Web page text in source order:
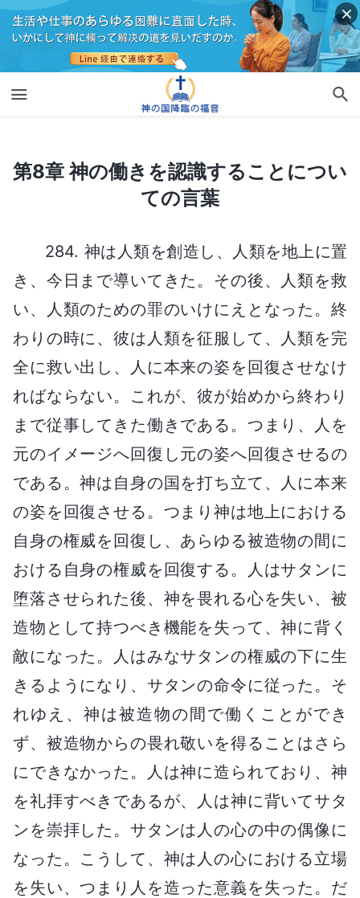
第8章 神の働きを認識することについての言葉
第8章 神の働きを認識することについ
ての言葉
284. 神は人類を創造し、人類を地上に置
き、今日まで導いてきた。その後、人類を救
い、人類のための罪のいけにえとなった。終
わりの時に、彼は人類を征服して、人類を完
全に救い出し、人に本来の姿を回復させなけ
ればならない。これが、彼が始めから終わり
まで従事してきた働きである。つまり、人を
元のイメージへ回復し元の姿へ回復させるの
である。神は自身の国を打ち立て、人に本来
の姿を回復させる。つまり神は地上における
自身の権威を回復し、あらゆる被造物の間に
おける自身の権威を回復する。人はサタンに
堕落させられた後、神を畏れる心を失い、被
造物として持つべき機能を失って、神に背く
敵になった。人はみなサタンの権威の下に生
きるようになり、サタンの命令に従った。そ
れゆえ、神は被造物の間で働くことができ
ず、被造物からの畏れ敬いを得ることはさら
にできなかった。人は神に造られており、神
を礼拝すべきであるが、人は神に背いてサタ
ンを崇拝した。サタンは人の心の中の偶像に
なった。こうして、神は人の心における立場
を失い、つまり人を造った意義を失った。だ